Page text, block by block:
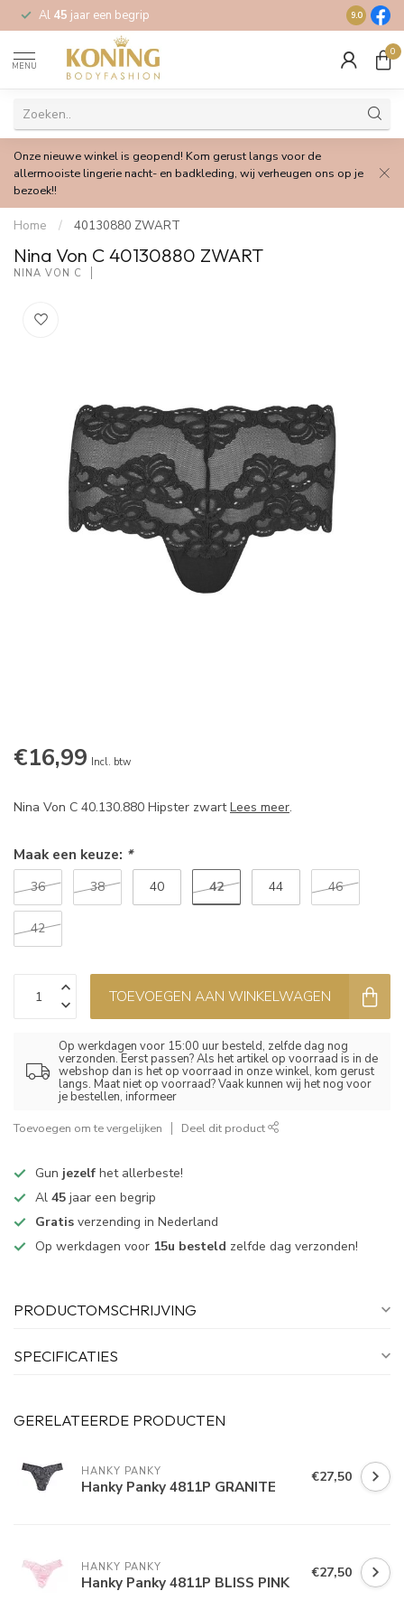
Al 45 jaar een begrip Gratis
9.0
MENU
0
Onze nieuwe winkel is geopend! Kom gerust langs voor de
allermooiste lingerie nacht- en badkleding, wij verheugen ons op je
bezoek!!
Home / 40130880 ZWART
Nina Von C 40130880 ZWART
NINA VON C
€16,99 Incl. btw
Nina Von C 40.130.880 Hipster zwartLees meer.
Maak een keuze: *
36 38 40 42 44 46
42
TOEVOEGEN AAN WINKELWAGEN
Op werkdagen voor 15:00 uur besteld, zelfde dag nog
verzonden. Eerst passen? Als het artikel op voorraad is in de
webshop dan is het op voorraad in onze winkel, kom gerust
langs. Maat niet op voorraad? Vaak kunnen wij het nog voor
je bestellen, informeer
Toevoegen om te vergelijken Deel dit product
Gun jezelf het allerbeste!
Al 45 jaar een begrip
Gratis verzending in Nederland
Op werkdagen voor 15u besteld zelfde dag verzonden!
PRODUCTOMSCHRIJVING
SPECIFICATIES
GERELATEERDE PRODUCTEN
HANKY PANKY
Hanky Panky 4811P GRANITE €27,50
HANKY PANKY
Hanky Panky 4811P BLISS PINK €27,50